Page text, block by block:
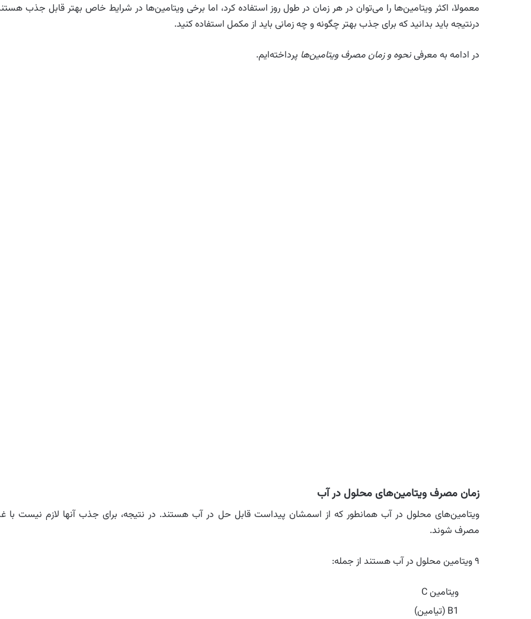
معمولا، اکثر ویتامین‌ها را می‌توان در هر زمان در طول روز استفاده کرد، اما برخی ویتامین‌ها در شرایط خاص بهتر قابل جذب
درنتیجه باید بدانید که برای جذب بهتر چگونه و چه زمانی باید از مکمل استفاده کنید.
در ادامه به معرفینحوه و زمان مصرف ویتامین‌ها پرداخته‌ایم.
زمان مصرف ویتامین‌های محلول در آب
ویتامین‌های محلول در آب همانطور که از اسمشان پیداست قابل حل در آب هستند. در نتیجه، برای جذب آنها لازم نیست با
مصرف شوند.
۹ ویتامین محلول در آب هستند از جمله:
ویتامین C
B1 (تیامین)